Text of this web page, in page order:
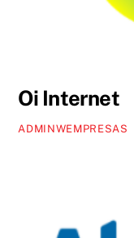
Oi Internet
ADMINWEMPRESAS